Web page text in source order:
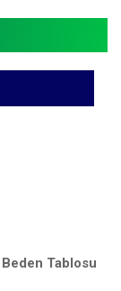
Beden Tablosu